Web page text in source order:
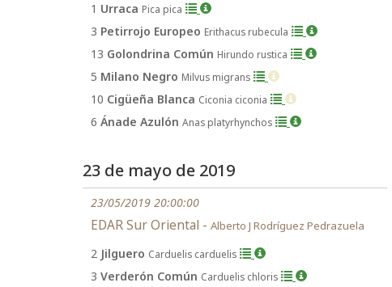
1 Urraca Pica pica
3 Petirrojo Europeo Erithacus rubecula
13 Golondrina Común Hirundo rustica
5 Milano Negro Milvus migrans
10 Cigüeña Blanca Ciconia ciconia
6 Ánade Azulón Anas platyrhynchos
23 de mayo de 2019
23/05/2019 20:00:00
EDAR Sur Oriental - Alberto J Rodríguez Pedrazuela
2 Jilguero Carduelis carduelis
3 Verderón Común Carduelis chloris